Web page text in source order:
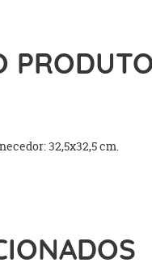
32,5x32,5 cm.